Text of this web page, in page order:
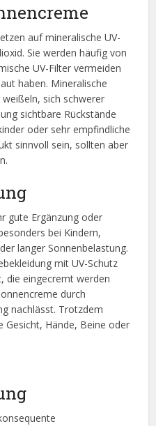
auf mineralische UV-
Sie werden häufig von
UV-Filter vermeiden
haben. Mineralische
sich schwerer
sichtbare Rückstände
oder sehr empfindliche
sinnvoll sein, sollten aber
gute Ergänzung oder
bei Kindern,
langer Sonnenbelastung.
mit UV-Schutz
die eingecremt werden
durch
nachlässt. Trotzdem
Gesicht, Hände, Beine oder